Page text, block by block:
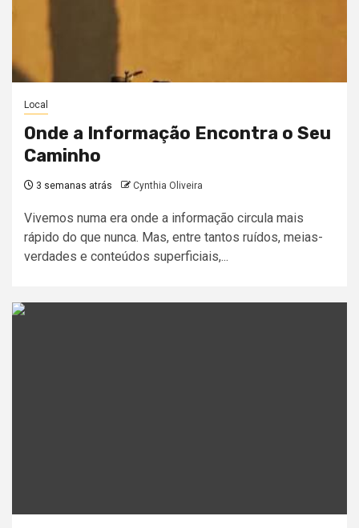
Local
Onde a Informação Encontra o Seu
Caminho
3 semanas atrás Cynthia Oliveira
Vivemos numa era onde a informação circula mais
rápido do que nunca. Mas, entre tantos ruídos, meias-
verdades e conteúdos superficiais,...